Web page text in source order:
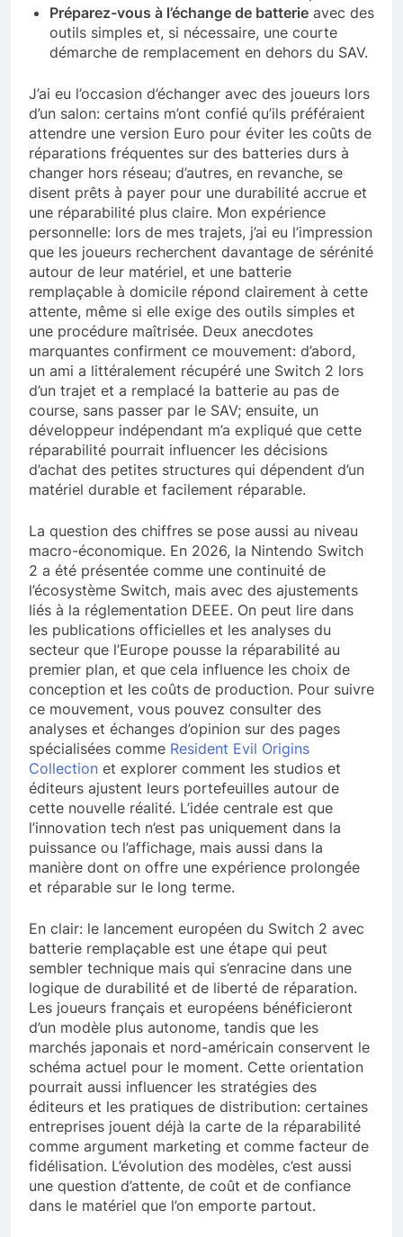
Préparez-vous à l’échange de batterie avec des
outils simples et, si nécessaire, une courte
démarche de remplacement en dehors du SAV.
J’ai eu l’occasion d’échanger avec des joueurs lors
d’un salon: certains m’ont confié qu’ils préféraient
attendre une version Euro pour éviter les coûts de
réparations fréquentes sur des batteries durs à
changer hors réseau; d’autres, en revanche, se
disent prêts à payer pour une durabilité accrue et
une réparabilité plus claire. Mon expérience
personnelle: lors de mes trajets, j’ai eu l’impression
que les joueurs recherchent davantage de sérénité
autour de leur matériel, et une batterie
remplaçable à domicile répond clairement à cette
attente, même si elle exige des outils simples et
une procédure maîtrisée. Deux anecdotes
marquantes confirment ce mouvement: d’abord,
un ami a littéralement récupéré une Switch 2 lors
d’un trajet et a remplacé la batterie au pas de
course, sans passer par le SAV; ensuite, un
développeur indépendant m’a expliqué que cette
réparabilité pourrait influencer les décisions
d’achat des petites structures qui dépendent d’un
matériel durable et facilement réparable.
La question des chiffres se pose aussi au niveau
macro-économique. En 2026, la Nintendo Switch
2 a été présentée comme une continuité de
l’écosystème Switch, mais avec des ajustements
liés à la réglementation DEEE. On peut lire dans
les publications officielles et les analyses du
secteur que l’Europe pousse la réparabilité au
premier plan, et que cela influence les choix de
conception et les coûts de production. Pour suivre
ce mouvement, vous pouvez consulter des
analyses et échanges d’opinion sur des pages
spécialisées comme Resident Evil Origins
Collection et explorer comment les studios et
éditeurs ajustent leurs portefeuilles autour de
cette nouvelle réalité. L’idée centrale est que
l’innovation tech n’est pas uniquement dans la
puissance ou l’affichage, mais aussi dans la
manière dont on offre une expérience prolongée
et réparable sur le long terme.
En clair: le lancement européen du Switch 2 avec
batterie remplaçable est une étape qui peut
sembler technique mais qui s’enracine dans une
logique de durabilité et de liberté de réparation.
Les joueurs français et européens bénéficieront
d’un modèle plus autonome, tandis que les
marchés japonais et nord-américain conservent le
schéma actuel pour le moment. Cette orientation
pourrait aussi influencer les stratégies des
éditeurs et les pratiques de distribution: certaines
entreprises jouent déjà la carte de la réparabilité
comme argument marketing et comme facteur de
fidélisation. L’évolution des modèles, c’est aussi
une question d’attente, de coût et de confiance
dans le matériel que l’on emporte partout.